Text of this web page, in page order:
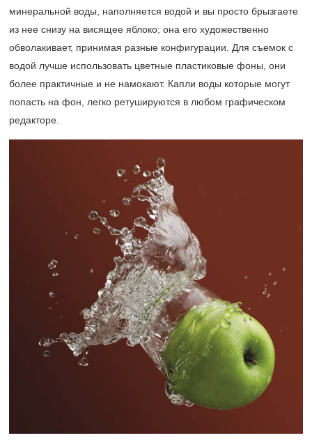
минеральной воды, наполняется водой и вы просто брызгаете
из нее снизу на висящее яблоко; она его художественно
обволакивает, принимая разные конфигурации. Для съемок с
водой лучше использовать цветные пластиковые фоны, они
более практичные и не намокают. Капли воды которые могут
попасть на фон, легко ретушируются в любом графическом
редакторе.